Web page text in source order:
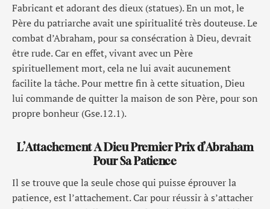
Fabricant et adorant des dieux (statues). En un mot, le
Père du patriarche avait une spiritualité très douteuse. Le
combat d’Abraham, pour sa consécration à Dieu, devrait
être rude. Car en effet, vivant avec un Père
spirituellement mort, cela ne lui avait aucunement
facilite la tâche. Pour mettre fin à cette situation, Dieu
lui commande de quitter la maison de son Père, pour son
propre bonheur (Gse.12.1).
L’Attachement A Dieu Premier Prix d’Abraham
Pour Sa Patience
Il se trouve que la seule chose qui puisse éprouver la
patience, est l’attachement. Car pour réussir à s’attacher